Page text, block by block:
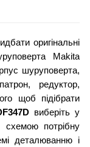
оригінальні
Makita
шуруповерта,
редуктор,
щоб підібрати
виберіть у
схемою потрібну
деталюванню і